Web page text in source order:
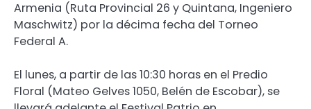
Armenia (Ruta Provincial 26 y Quintana, Ingeniero
Maschwitz) por la décima fecha del Torneo
Federal A.
El lunes, a partir de las 10:30 horas en el Predio
Floral (Mateo Gelves 1050, Belén de Escobar), se